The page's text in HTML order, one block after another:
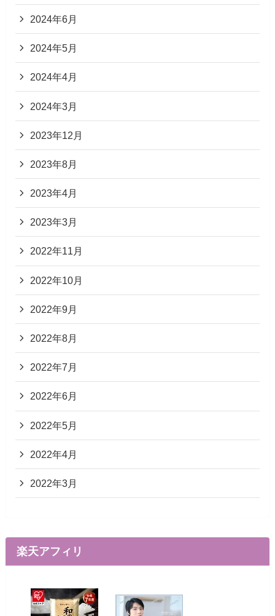
2024年6月
2024年5月
2024年4月
2024年3月
2023年12月
2023年8月
2023年4月
2023年3月
2022年11月
2022年10月
2022年9月
2022年8月
2022年7月
2022年6月
2022年5月
2022年4月
2022年3月
楽天アフィリ